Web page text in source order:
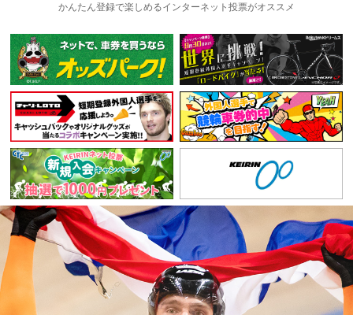
かんたん登録で楽しめるインターネット投票がオススメ